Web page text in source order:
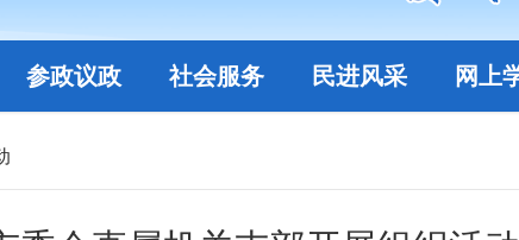
参政议政 社会服务 民进风采 网上